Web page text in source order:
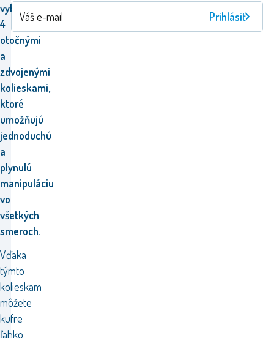
vybavený
4
otočnými
a
zdvojenými
kolieskami,
ktoré
umožňujú
jednoduchú
a
plynulú
manipuláciu
vo
všetkých
smeroch.
Vďaka
týmto
kolieskam
môžete
kufre
ľahko
Prihlásiť